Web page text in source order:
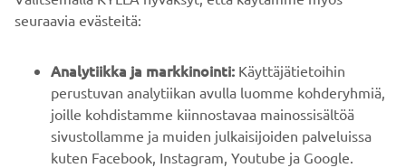
B2B
YAMAHA MUUALLA
ASIAKASTUKI
seuraavia evästeitä:
Analytiikka ja markkinointi: Käyttäjätietoihin
perustuvan analytiikan avulla luomme kohderyhmiä,
joille kohdistamme kiinnostavaa mainossisältöä
sivustollamme ja muiden julkaisijoiden palveluissa
kuten Facebook, Instagram, Youtube ja Google.